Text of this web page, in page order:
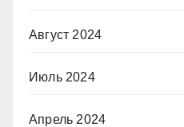
Август 2024
Июль 2024
Апрель 2024